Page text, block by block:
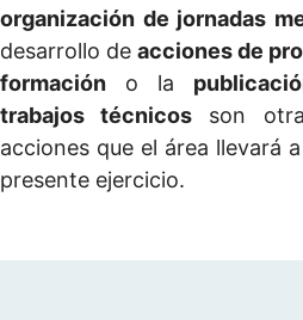
organización de jornadas
desarrollo de acciones de
formación o la
trabajos técnicos son
acciones que el área llevará
presente ejercicio.